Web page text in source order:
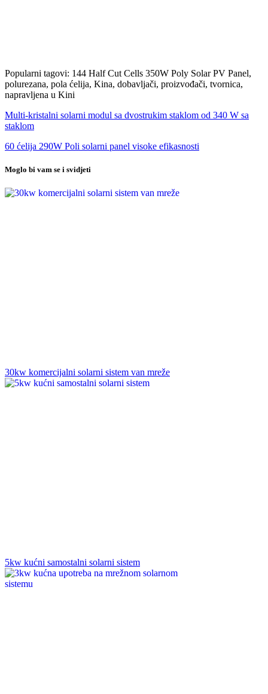
Popularni tagovi: 144 Half Cut Cells 350W Poly Solar PV Panel,
polurezana, pola ćelija, Kina, dobavljači, proizvođači, tvornica,
napravljena u Kini
Multi-kristalni solarni modul sa dvostrukim staklom od 340 W sa
staklom
60 ćelija 290W Poli solarni panel visoke efikasnosti
Moglo bi vam se i svidjeti
30kw komercijalni solarni sistem van mreže
5kw kućni samostalni solarni sistem